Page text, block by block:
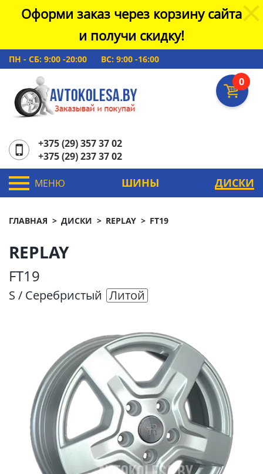
Оформи заказ через корзину сайта
и получи скидку!
ПН - СБ: 9:00 -20:00 ВС: 9:00 -16:00
0
+375 (29) 357 37 02
+375 (29) 237 37 02
МЕНЮ ШИНЫ ДИСКИ
ГЛАВНАЯ ДИСКИ REPLAY FT19
REPLAY
FT19
S / Серебристый Литой